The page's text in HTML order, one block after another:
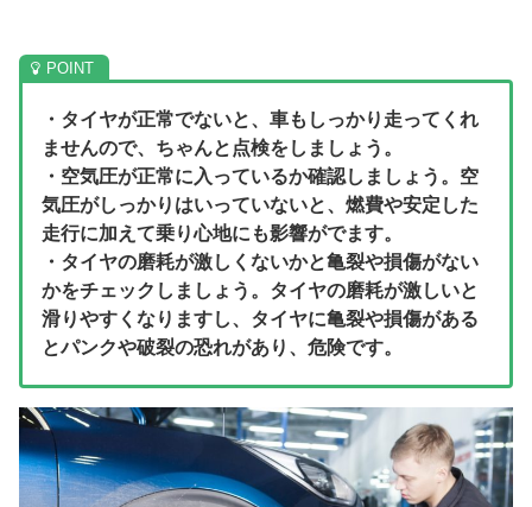
・タイヤが正常でないと、車もしっかり走ってくれ
ませんので、ちゃんと点検をしましょう。
・空気圧が正常に入っているか確認しましょう。空
気圧がしっかりはいっていないと、燃費や安定した
走行に加えて乗り心地にも影響がでます。
・タイヤの磨耗が激しくないかと亀裂や損傷がない
かをチェックしましょう。タイヤの磨耗が激しいと
滑りやすくなりますし、タイヤに亀裂や損傷がある
とパンクや破裂の恐れがあり、危険です。